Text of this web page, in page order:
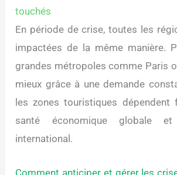
touchés
En période de crise, toutes les
impactées de la même manière.
grandes métropoles comme Paris
mieux grâce à une demande
les zones touristiques dépendent
santé économique globale
international.